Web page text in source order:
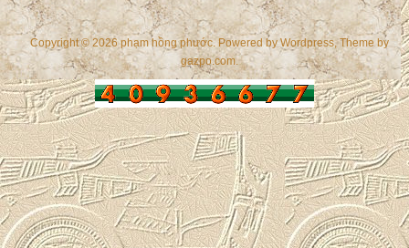
Copyright © 2026 phạm hồng phước. Powered byWordpress, Theme by
gazpo.com.